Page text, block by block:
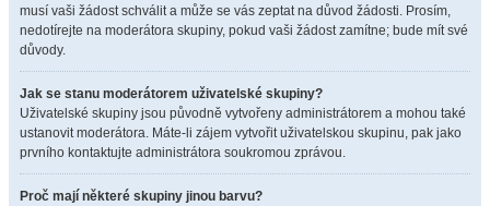
musí vaši žádost schválit a může se vás zeptat na důvod žádosti. Prosím,
nedotírejte na moderátora skupiny, pokud vaši žádost zamítne; bude mít své
důvody.
Jak se stanu moderátorem uživatelské skupiny?
Uživatelské skupiny jsou původně vytvořeny administrátorem a mohou také
ustanovit moderátora. Máte-li zájem vytvořit uživatelskou skupinu, pak jako
prvního kontaktujte administrátora soukromou zprávou.
Proč mají některé skupiny jinou barvu?